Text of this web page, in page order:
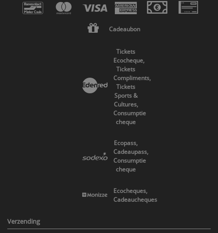
Cadeaubon
Tickets
Ecocheque,
Tickets
Compliments,
Tickets
Sports &
Cultures,
Consumptie
cheque
Ecopass,
Cadeaupass,
Consumptie
cheque
Ecocheques,
Cadeaucheques
Verzending